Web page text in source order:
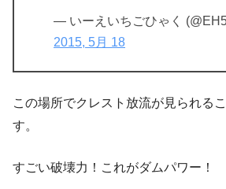
— いーえいちごひゃく
2015, 5月 18
この場所でクレスト放流が見られる
す。
すごい破壊力！これがダムパワー！